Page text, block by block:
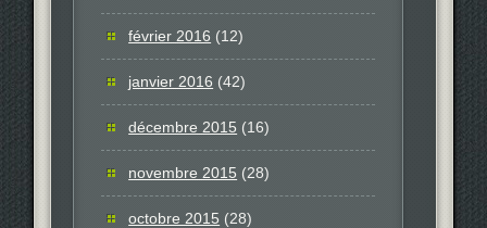
février 2016 (12)
janvier 2016 (42)
décembre 2015 (16)
novembre 2015 (28)
octobre 2015 (28)